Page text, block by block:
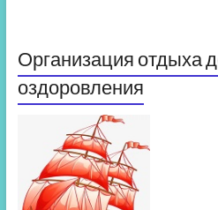
Организация отдыха
оздоровления